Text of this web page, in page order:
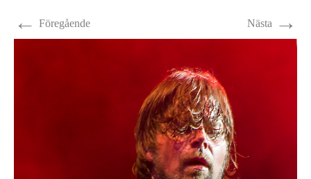
← Föregående Nästa →